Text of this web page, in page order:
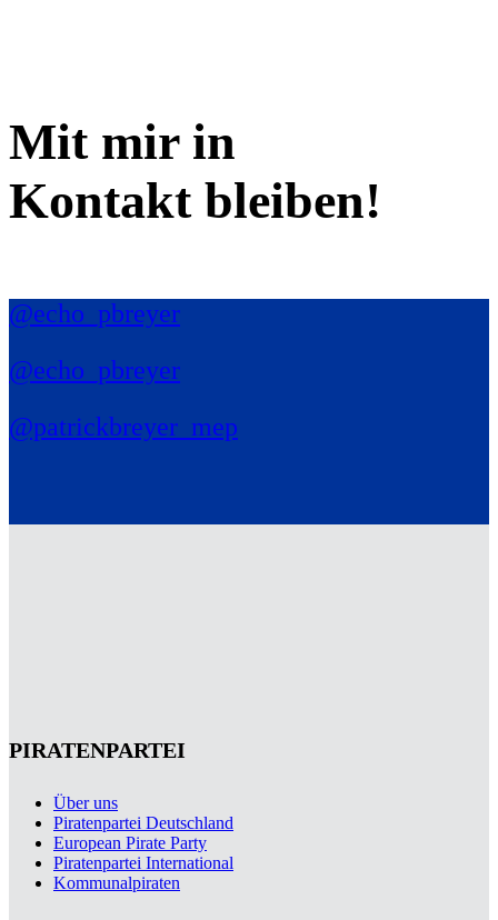
Mit mir in
Kontakt bleiben!
@echo_pbreyer
@echo_pbreyer
@patrickbreyer_mep
PIRATENPARTEI
Über uns
Piratenpartei Deutschland
European Pirate Party
Piratenpartei International
Kommunalpiraten